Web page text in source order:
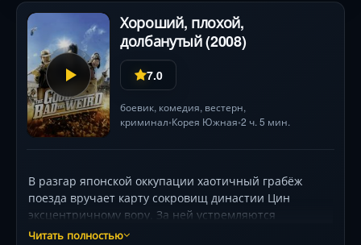
Хороший, плохой,
долбанутый (2008)
7.0
боевик, комедия, вестерн,
криминал•Корея Южная•2 ч. 5 мин.
В разгар японской оккупации хаотичный грабёж
поезда вручает карту сокровищ династии Цин
эксцентричному вору. За ней устремляются
безжалостный наёмник с бандой головорезов и
Читать полностью